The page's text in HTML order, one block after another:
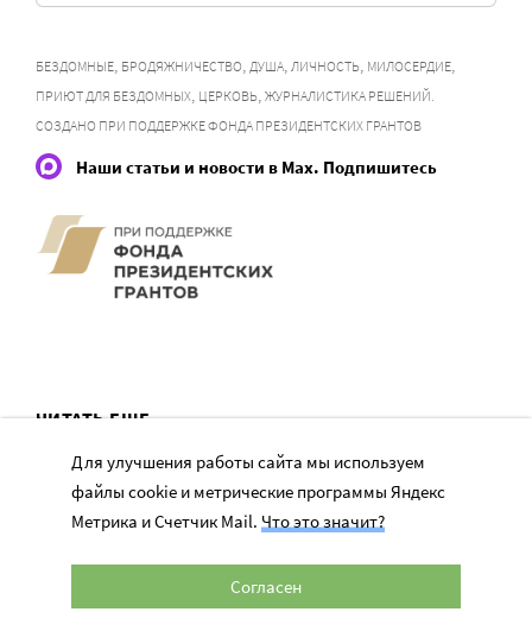
БЕЗДОМНЫЕ, БРОДЯЖНИЧЕСТВО, ДУША, ЛИЧНОСТЬ, МИЛОСЕРДИЕ,
ПРИЮТ ДЛЯ БЕЗДОМНЫХ, ЦЕРКОВЬ, ЖУРНАЛИСТИКА РЕШЕНИЙ.
СОЗДАНО ПРИ ПОДДЕРЖКЕ ФОНДА ПРЕЗИДЕНТСКИХ ГРАНТОВ
Наши статьи и новости в Max. Подпишитесь
ЧИТАТЬ ЕЩЕ
Для улучшения работы сайта мы используем
файлы cookie и метрические программы Яндекс
Метрика и Счетчик Mail. Что это значит?
Согласен